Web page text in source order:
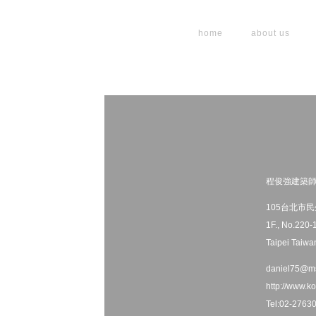
home about us
程俊強建築
105台北市
1F.,
Taipei
http://
Tel:02-